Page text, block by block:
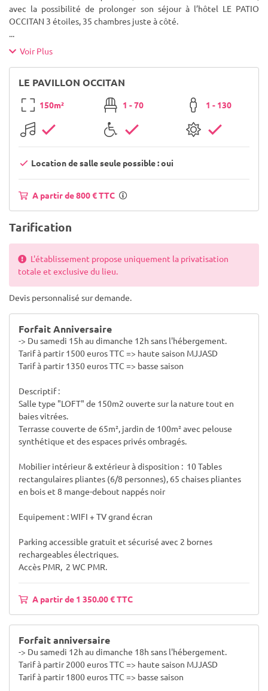
avec la possibilité de prolonger son séjour à l’hôtel LE PATIO
OCCITAN 3 étoiles, 35 chambres juste à côté.
...
Voir Plus
LE PAVILLON OCCITAN
150m² 1 - 70 1 - 130
Location de salle seule possible : oui
A partir de 800 € TTC
Tarification
L'établissement propose uniquement la privatisation
totale et exclusive du lieu.
Devis personnalisé sur demande.
Forfait Anniversaire
-> Du samedi 15h au dimanche 12h sans l'hébergement.
Tarif à partir 1500 euros TTC => haute saison MJJASD
Tarif à partir 1350 euros TTC => basse saison
Descriptif :
Salle type "LOFT" de 150m2 ouverte sur la nature tout en
baies vitrées.
Terrasse couverte de 65m², jardin de 100m² avec pelouse
synthétique et des espaces privés ombragés.
Mobilier intérieur & extérieur à disposition : 10 Tables
rectangulaires pliantes (6/8 personnes), 65 chaises pliantes
en bois et 8 mange-debout nappés noir
Equipement : WIFI + TV grand écran
Parking accessible gratuit et sécurisé avec 2 bornes
rechargeables électriques.
Accès PMR, 2 WC PMR.
A partir de 1 350.00 € TTC
Forfait anniversaire
-> Du samedi 12h au dimanche 18h sans l'hébergement.
Tarif à partir 2000 euros TTC => haute saison MJJASD
Tarif à partir 1800 euros TTC => basse saison